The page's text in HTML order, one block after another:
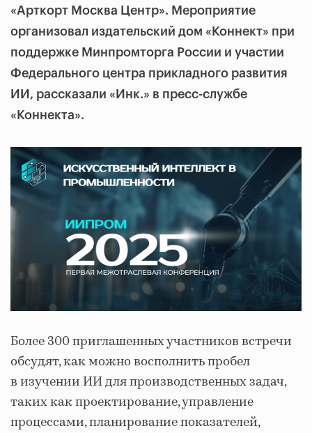
«Арткорт Москва Центр». Мероприятие
организовал издательский дом «Коннект» при
поддержке Минпромторга России и участии
Федерального центра прикладного развития
ИИ, рассказали «Инк.» в пресс-службе
«Коннекта».
Более 300 приглашенных участников встречи
обсудят, как можно восполнить пробел
в изучении ИИ для производственных задач,
таких как проектирование, управление
процессами, планирование показателей,